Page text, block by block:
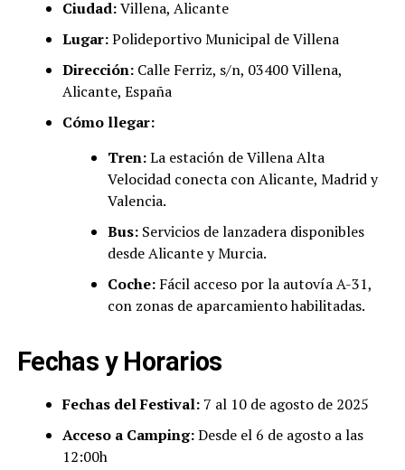
Ciudad:Villena, Alicante
Lugar:Polideportivo Municipal de Villena
Dirección:Calle Ferriz, s/n, 03400 Villena,
Alicante, España
Cómo llegar:
Tren:La estación de Villena Alta
Velocidad conecta con Alicante, Madrid y
Valencia.
Bus:Servicios de lanzadera disponibles
desde Alicante y Murcia.
Coche:Fácil acceso por la autovía A-31,
con zonas de aparcamiento habilitadas.
Fechas y Horarios
Fechas del Festival:7 al 10 de agosto de 2025
Acceso a Camping:Desde el 6 de agosto a las
12:00h